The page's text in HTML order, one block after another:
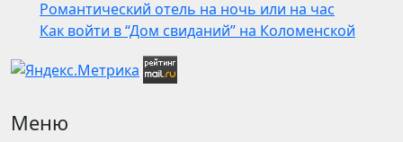
Романтический отель на ночь или на час
Как войти в “Дом свиданий” на Коломенской
Меню